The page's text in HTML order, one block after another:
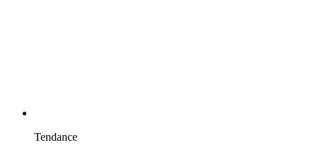
Tendance